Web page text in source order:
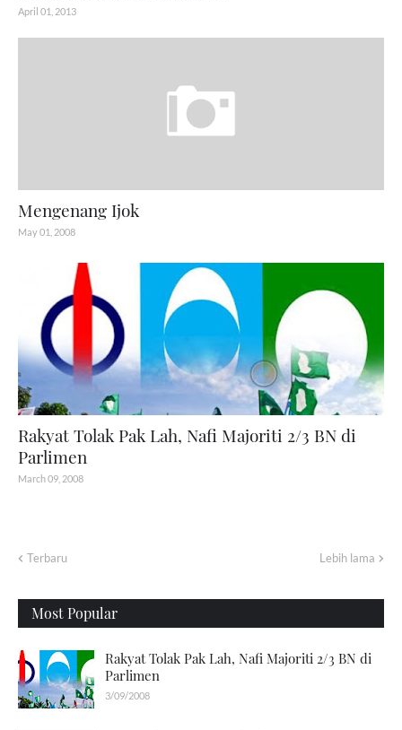
April 01, 2013
Mengenang Ijok
May 01, 2008
Rakyat Tolak Pak Lah, Nafi Majoriti 2/3 BN di
Parlimen
March 09, 2008
Terbaru Lebih lama
Most Popular
Rakyat Tolak Pak Lah, Nafi Majoriti 2/3 BN di
Parlimen
3/09/2008